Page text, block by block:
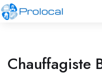
Chauffagiste